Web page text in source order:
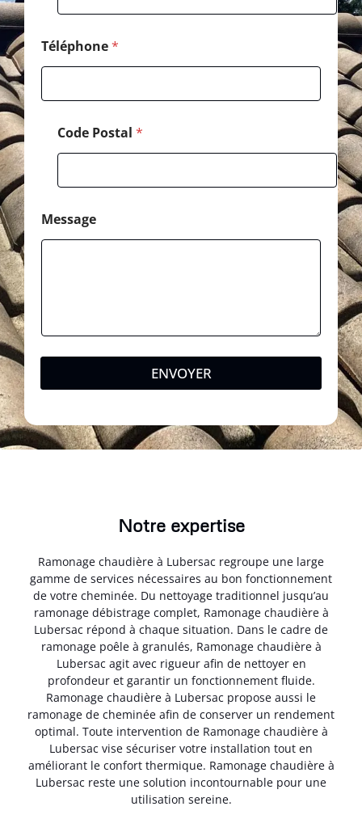
Téléphone*
Code Postal *
Message
ENVOYER
Notre expertise
Ramonage chaudière à Lubersac regroupe une large
gamme de services nécessaires au bon fonctionnement
de votre cheminée. Du nettoyage traditionnel jusqu’au
ramonage débistrage complet, Ramonage chaudière à
Lubersac répond à chaque situation. Dans le cadre de
ramonage poêle à granulés, Ramonage chaudière à
Lubersac agit avec rigueur afin de nettoyer en
profondeur et garantir un fonctionnement fluide.
Ramonage chaudière à Lubersac propose aussi le
ramonage de cheminée afin de conserver un rendement
optimal. Toute intervention de Ramonage chaudière à
Lubersac vise sécuriser votre installation tout en
améliorant le confort thermique. Ramonage chaudière à
Lubersac reste une solution incontournable pour une
utilisation sereine.